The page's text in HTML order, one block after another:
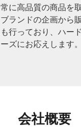
に高品質の商品を
ランドの企画から
行っており、ハー
ズにお応えします。
会社概要